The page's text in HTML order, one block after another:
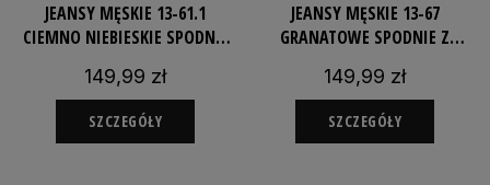
JEANSY MĘSKIE 13-61.1
CIEMNO NIEBIESKIE SPODNIE
SLIMFIT
149,99 zł
SZCZEGÓŁY
JEANSY MĘSKIE 13-67
GRANATOWE SPODNIE Z
ELASTYCZNE
149,99 zł
SZCZEGÓŁY